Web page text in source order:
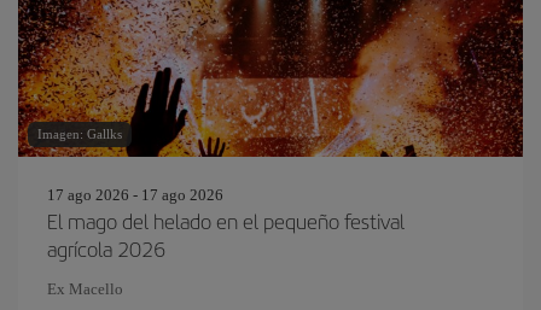
Imagen: Gallks
17 ago 2026 - 17 ago 2026
El mago del helado en el pequeño festival
agrícola 2026
Ex Macello